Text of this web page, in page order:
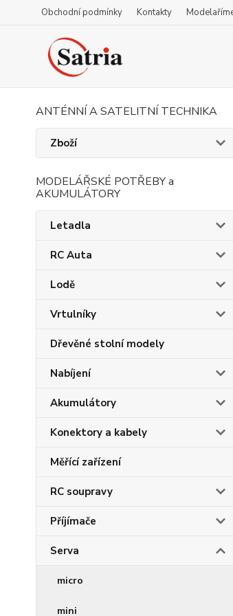
Obchodní podmínky Kontakty
ANTÉNNÍ A SATELITNÍ TECHNIKA
Zboží
MODELÁŘSKÉ POTŘEBY a
AKUMULÁTORY
Letadla
RC Auta
Lodě
Vrtulníky
Dřevěné stolní modely
Nabíjení
Akumulátory
Konektory a kabely
Měřící zařízení
RC soupravy
Příjímače
Serva
micro
mini